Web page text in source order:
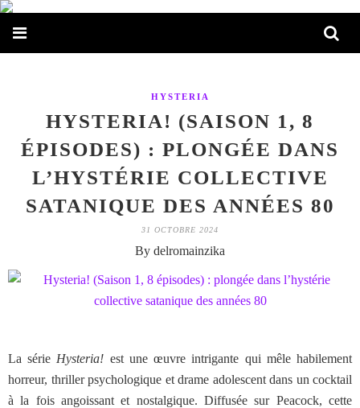
HYSTERIA
HYSTERIA! (SAISON 1, 8
ÉPISODES) : PLONGÉE DANS
L’HYSTÉRIE COLLECTIVE
SATANIQUE DES ANNÉES 80
31 OCTOBRE 2024
By delromainzika
La série Hysteria! est une œuvre intrigante qui mêle habilement
horreur, thriller psychologique et drame adolescent dans un cocktail
à la fois angoissant et nostalgique. Diffusée sur Peacock, cette